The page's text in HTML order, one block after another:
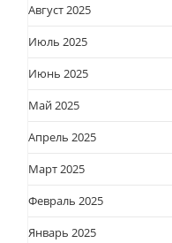
Август 2025
Июль 2025
Июнь 2025
Май 2025
Апрель 2025
Март 2025
Февраль 2025
Январь 2025